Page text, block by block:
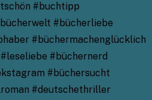
#buchtipp
#bücherliebe
#büchermachenglücklich
#büchernerd
#büchersucht
#deutschethriller